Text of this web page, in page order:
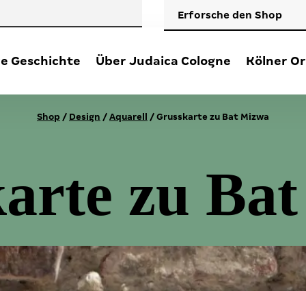
Erforsche den Shop
Geschichte Über Judaica Cologne Kölner
Shop / Design / Aquarell / Grusskarte zu Bat Mizwa
zu